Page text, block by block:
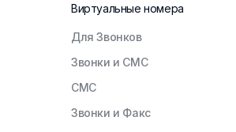
Виртуальные номера
Для Звонков
Звонки и СМС
СМС
Звонки и Факс